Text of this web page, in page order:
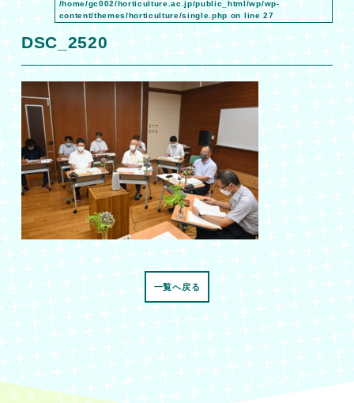
/home/gc002/horticulture.ac.jp/public_html/wp/wp-
content/themes/horticulture/single.php on line27
DSC_2520
一覧へ戻る